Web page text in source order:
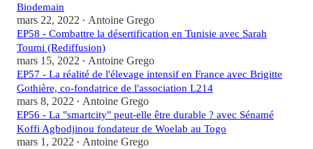
Biodemain
mars 22, 2022 • Antoine Grego
EP58 - Combattre la désertification en Tunisie avec Sarah
Toumi (Rediffusion)
mars 15, 2022 • Antoine Grego
EP57 - La réalité de l'élevage intensif en France avec Brigitte
Gothière, co-fondatrice de l'association L214
mars 8, 2022 • Antoine Grego
EP56 - La "smartcity" peut-elle être durable ? avec Sénamé
Koffi Agbodjinou fondateur de Woelab au Togo
mars 1, 2022 • Antoine Grego